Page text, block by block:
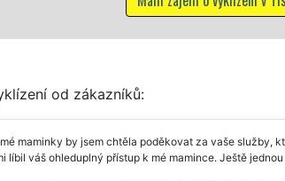
od zákazníků:
maminky by jsem chtěla poděkovat za vaše služby,
líbil váš ohleduplný přístup k mé mamince. Ještě